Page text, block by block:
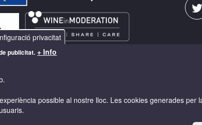
privacitat
publicitat. + Info
possible al nostre lloc. Les cookies generades per